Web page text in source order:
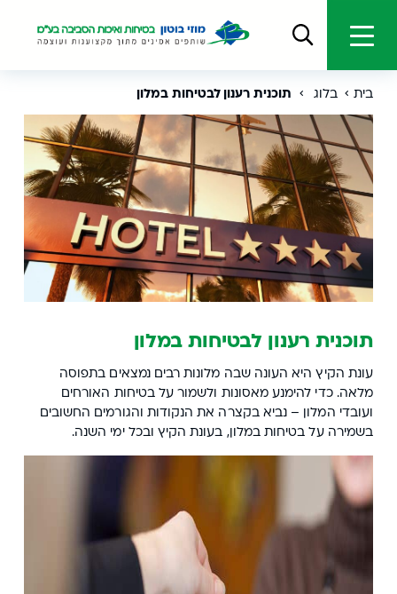
בית בלוג תוכנית רענון לבטיחות במלון
תוכנית רענון לבטיחות במלון
עונת הקיץ היא העונה שבה מלונות רבים נמצאים בתפוסה
מלאה. כדי להימנע מאסונות ולשמור על בטיחות האורחים
ועובדי המלון – נביא בקצרה את הנקודות והגורמים החשובים
בשמירה על בטיחות במלון, בעונת הקיץ ובכל ימי השנה.